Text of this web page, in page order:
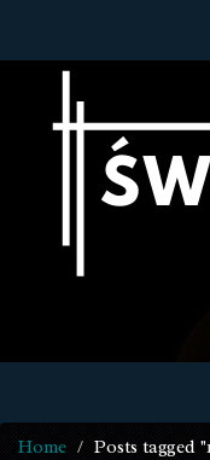
Home Posts tagged